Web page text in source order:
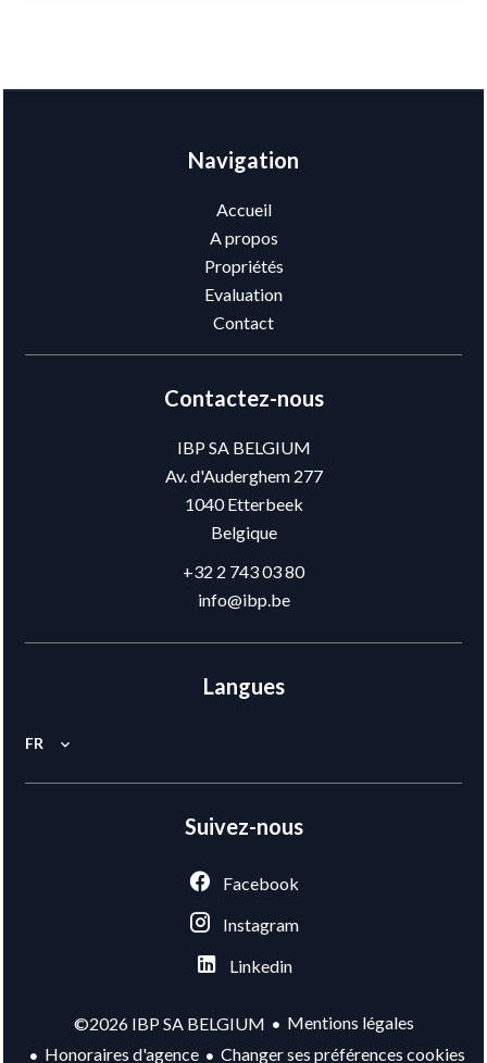
Navigation
Accueil
A propos
Propriétés
Evaluation
Contact
Contactez-nous
IBP SA BELGIUM
Av. d'Auderghem 277
1040Etterbeek
Belgique
+32 2 743 03 80
info@ibp.be
Langues
FR
Suivez-nous
Facebook
Instagram
Linkedin
©2026 IBP SA BELGIUM
Mentions légales
Honoraires d'agence
Changer ses préférences cookies